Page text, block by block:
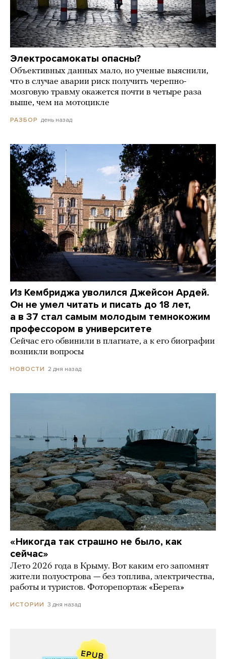
Электросамокаты опасны?
Объективных данных мало, но ученые выяснили,
что в случае аварии риск получить черепно-
мозговую травму окажется почти в четыре раза
выше, чем на мотоцикле
РАЗБОР день назад
Из Кембриджа уволился Джейсон Ардей.
Он не умел читать и писать до 18 лет,
а в 37 стал самым молодым темнокожим
профессором в университете
Сейчас его обвинили в плагиате, а к его биографии
возникли вопросы
НОВОСТИ 2 дня назад
«Никогда так страшно не было, как
сейчас»
Лето 2026 года в Крыму. Вот каким его запомнят
жители полуострова — без топлива, электричества,
работы и туристов. Фоторепортаж «Берега»
ИСТОРИИ 3 дня назад